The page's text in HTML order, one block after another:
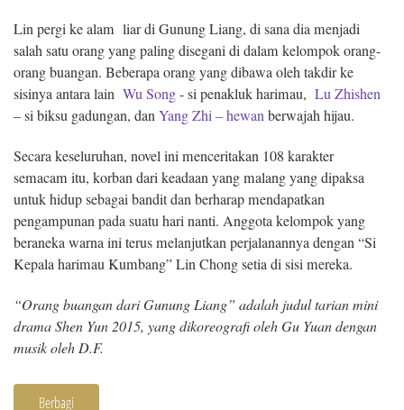
Lin pergi ke alam liar di Gunung Liang, di sana dia menjadi
salah satu orang yang paling disegani di dalam kelompok orang-
orang buangan. Beberapa orang yang dibawa oleh takdir ke
sisinya antara lain Wu Song- si penakluk harimau, Lu Zhishen
– si biksu gadungan, danYang Zhi – hewanberwajah hijau.
Secara keseluruhan, novel ini menceritakan 108 karakter
semacam itu, korban dari keadaan yang malang yang dipaksa
untuk hidup sebagai bandit dan berharap mendapatkan
pengampunan pada suatu hari nanti. Anggota kelompok yang
beraneka warna ini terus melanjutkan perjalanannya dengan “Si
Kepala harimau Kumbang” Lin Chong setia di sisi mereka.
“Orang buangan dari Gunung Liang” adalah judul tarian mini
drama Shen Yun 2015, yang dikoreografi oleh Gu Yuan dengan
musik oleh D.F.
Berbagi